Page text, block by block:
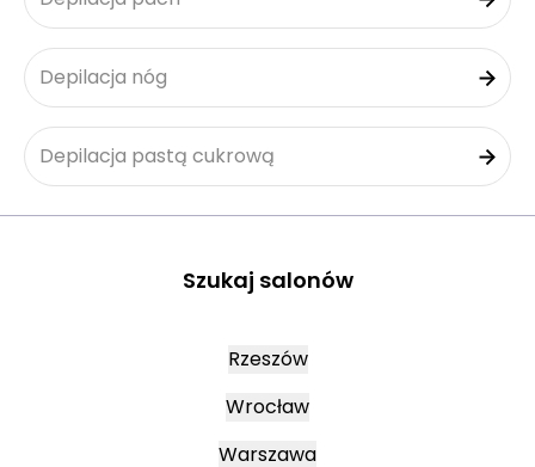
Depilacja nóg
Depilacja pastą cukrową
Szukaj salonów
Rzeszów
Wrocław
Warszawa